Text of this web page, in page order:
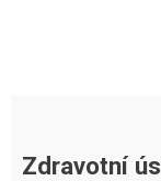
Zdravotní